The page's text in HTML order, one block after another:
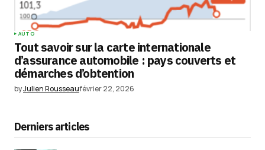
AUTO
Tout savoir sur la carte internationale
d’assurance automobile : pays couverts et
démarches d’obtention
byJulien Rousseaufévrier 22, 2026
Derniers articles